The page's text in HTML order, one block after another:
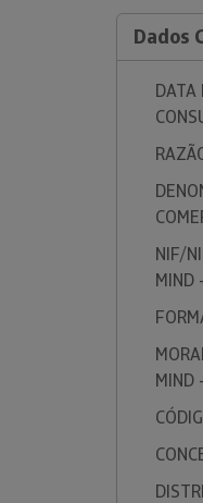
Dados
DATA
NIF/
MIND
MIND